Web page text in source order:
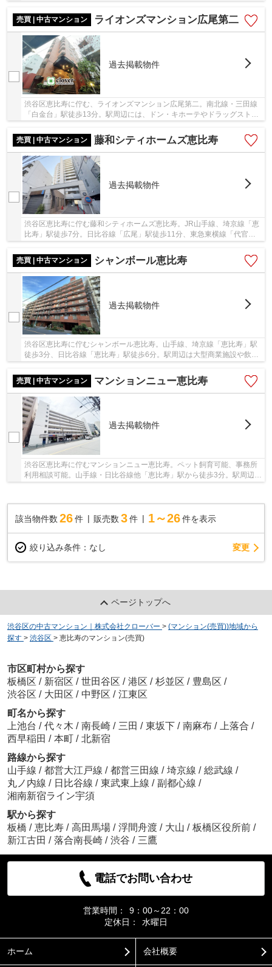
能で通勤・通学に便利。周辺にはスーパー・コ...
売買 | 中古マンション
ライオンズマンション広尾第二
過去掲載物件
渋谷区恵比寿に佇む、ライオンズマンション広尾第二。南北線・三田線
「白金台」駅徒歩13分。駅周辺には、ドン・キホーテやドラッグストア
売買 | 中古マンション
藤和シティホームズ恵比寿
過去掲載物件
渋谷区恵比寿に佇む藤和シティホームズ恵比寿。JR山手線、埼京線「恵
比寿」駅徒歩7分。日比谷線「広尾」駅徒歩11分、東急東横線「代官
売買 | 中古マンション
シャンボール恵比寿
過去掲載物件
渋谷区恵比寿に佇むシャンボール恵比寿。山手線、埼京線「恵比寿」駅
徒歩3分、日比谷線「恵比寿」駅徒歩6分。駅周辺は大型商業施設や飲食
売買 | 中古マンション
マンションニュー恵比寿
過去掲載物件
渋谷区恵比寿に佇むマンションニュー恵比寿。ペット飼育可能、事務所
利用相談可能。山手線・日比谷線他「恵比寿」駅から徒歩3分。駅周辺は
該当物件数 26件 販売数 3 件 1～26 件を表示
絞り込み条件： なし 変更
ページトップへ
渋谷区の中古マンション｜株式会社クローバー > (マンション(売買))地域から
探す > 渋谷区 > 恵比寿のマンション(売買)
市区町村から探す
板橋区 / 新宿区 / 世田谷区 / 港区 / 杉並区 / 豊島区 /
渋谷区 / 大田区 / 中野区 / 江東区
町名から探す
上池台 / 代々木 / 南長崎 / 三田 / 東坂下 / 南麻布 / 上落合 /
西早稲田 / 本町 / 北新宿
路線から探す
山手線 / 都営大江戸線 / 都営三田線 / 埼京線 / 総武線 /
丸ノ内線 / 日比谷線 / 東武東上線 / 副都心線 /
湘南新宿ライン宇須
駅から探す
板橋 / 恵比寿 / 高田馬場 / 浮間舟渡 / 大山 / 板橋区役所前 /
新江古田 / 落合南長崎 / 渋谷 / 三鷹
電話でお問い合わせ
営業時間：
9：00～22：00
定休日：
水曜日
ホーム 会社概要